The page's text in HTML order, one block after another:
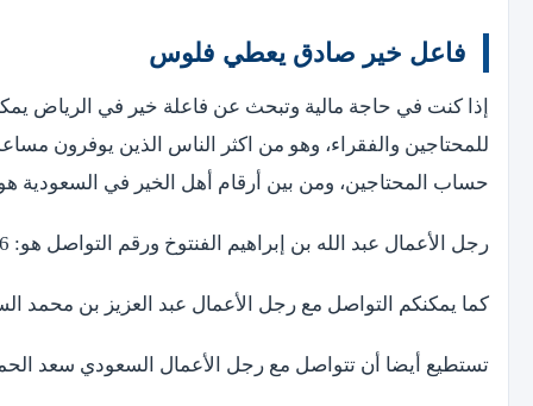
فاعل خير صادق يعطي فلوس
إذا كنت في حاجة مالية وتبحث عن فاعلة خير في الرياض
للمحتاجين والفقراء، وهو من اكثر الناس الذين يوفرون
حساب المحتاجين، ومن بين أرقام أهل الخير في السعودية
رجل الأعمال عبد الله بن إبراهيم الفنتوخ ورقم التواصل هو: 014252996
كما يمكنكم التواصل مع رجل الأعمال عبد العزيز بن محمد السدحان عبر
تستطيع أيضا أن تتواصل مع رجل الأعمال السعودي سعد الحميد